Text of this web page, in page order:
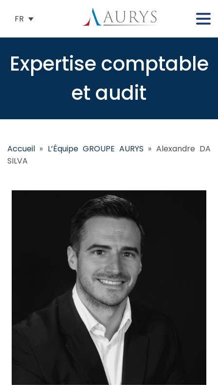
FR
Expertise comptable
et audit
Accueil » L’Équipe GROUPE AURYS » Alexandre DA
SILVA